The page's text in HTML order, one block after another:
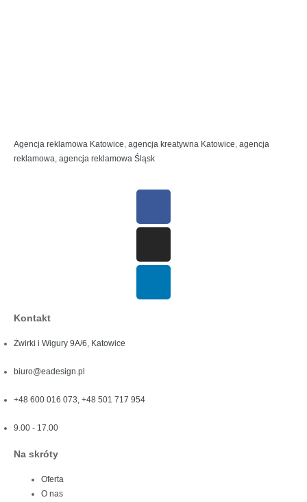
Agencja reklamowa Katowice agencja kreatywna Katowice agencja
reklamowa agencja reklamowa Śląsk
Kontakt
Żwirki i Wigury 9A/6, Katowice
biuro@eadesign.pl
+48 600 016 073, +48 501 717 954
9.00 - 17.00
Na skróty
Oferta
O nas